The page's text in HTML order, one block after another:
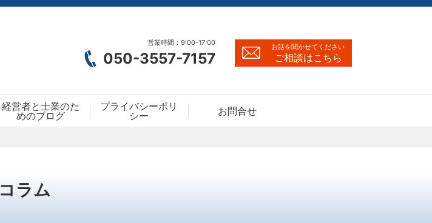
営業時間：9:00-17:00
050-3557-7157
お話を聞かせてください
ご相談はこちら
経営者と士業のた
めのブログ
プライバシーポリ
シー
お問合せ
コラム